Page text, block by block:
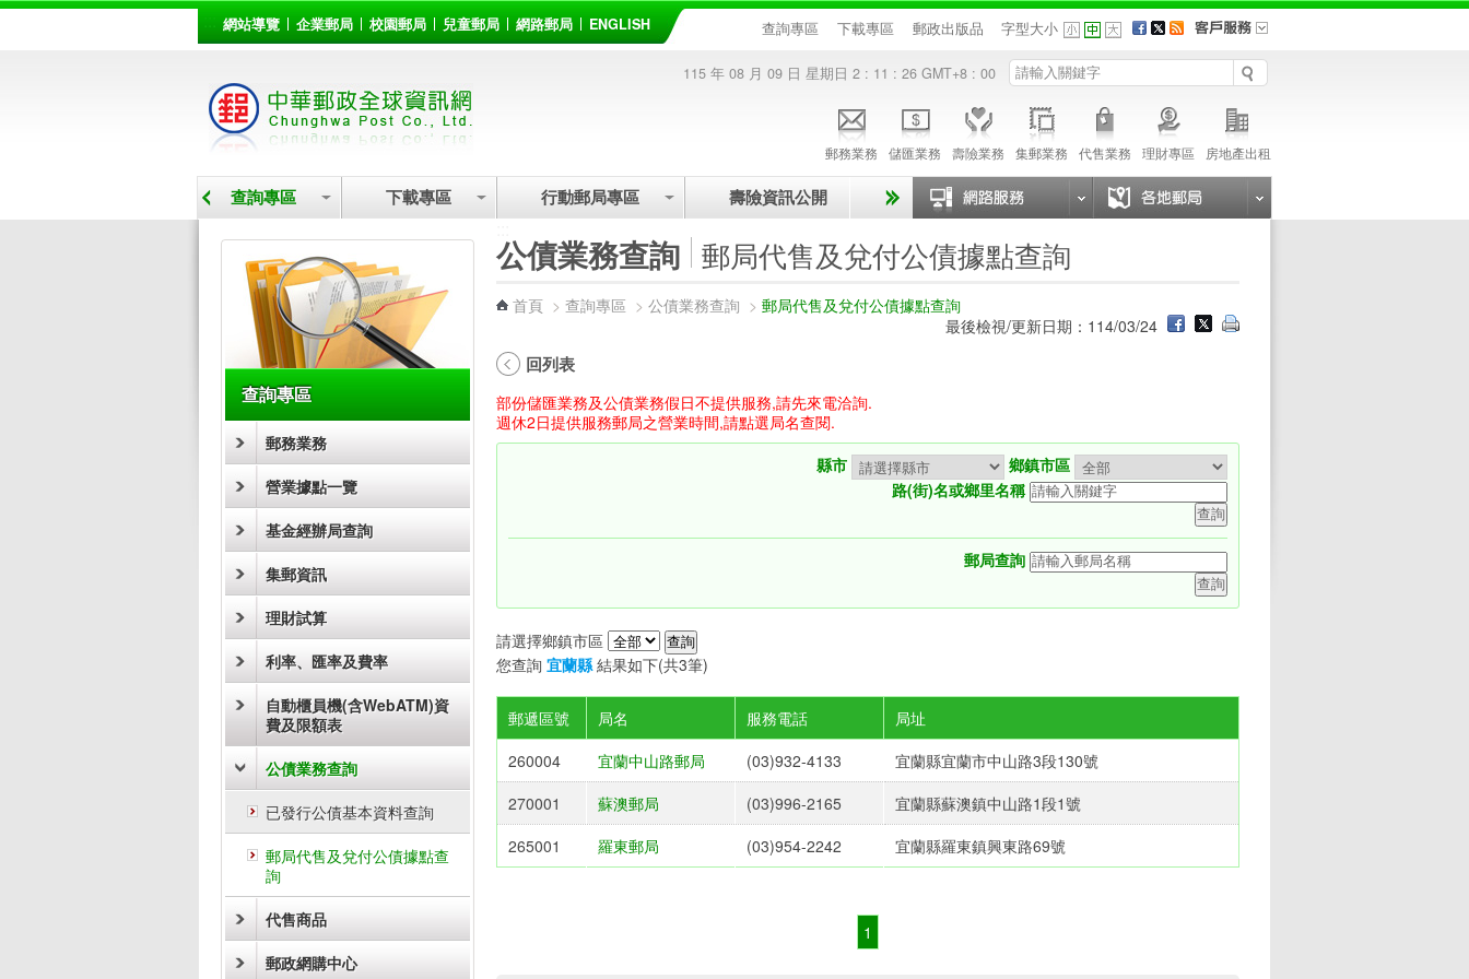
::: 網站導覽 企業郵局 校園郵局 兒童郵局 網路郵局 ENGLISH 查詢專區 下載專區 郵政出版品 字型大小
115 年 08 月 09 日 星期日 2 : 11 : 26 GMT+8 : 00
郵務業務 儲匯業務 壽險業務 集郵業務 代售業務 理財專區 房地產出租
查詢專區 下載專區 行動郵局專區 壽險資訊公開
查詢專區
郵務業務
營業據點一覽
基金經辦局查詢
集郵資訊
理財試算
利率、匯率及費率
自動櫃員機(含WebATM)資
費及限額表
公債業務查詢
已發行公債基本資料查詢
郵局代售及兌付公債據點查
詢
代售商品
郵政網購中心
公債業務查詢 郵局代售及兌付公債據點查詢
首頁 > 查詢專區 > 公債業務查詢 > 郵局代售及兌付公債據點查詢
最後檢視/更新日期：114/03/24
回列表
部份儲匯業務及公債業務假日不提供服務,請先來電洽詢.
週休2日提供服務郵局之營業時間,請點選局名查閱.
縣市
鄉鎮市區
路(街)名或鄉里名稱
郵局查詢
請選擇鄉鎮市區
您查詢 宜蘭縣 結果如下(共3筆)
郵遞區號 局名 服務電話
局址
260004
宜蘭中山路郵局 (03)932-4133
宜蘭縣宜蘭市中山路3段130號‎
270001
蘇澳郵局 (03)996-2165
宜蘭縣蘇澳鎮中山路1段1號‎
265001
羅東郵局 (03)954-2242 宜蘭縣羅東鎮興東路69號‎
1